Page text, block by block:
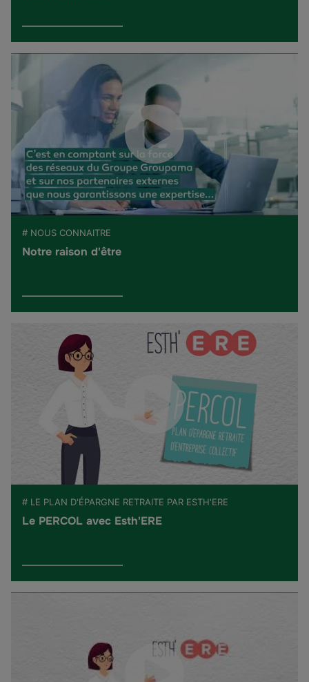
# NOUS CONNAITRE
Notre raison d'être
# LE PLAN D'ÉPARGNE RETRAITE PAR ESTH'ERE
Le PERCOL avec Esth'ERE